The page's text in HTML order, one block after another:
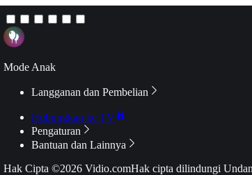
Mode Anak
Langganan dan Pembelian
Hubungkan ke TV
Pengaturan
Bantuan dan Lainnya
Hak Cipta ©2026 Vidio.comHak cipta dilindungi